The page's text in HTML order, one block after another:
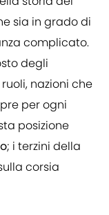
sia in grado di
complicato.
degli
nazioni che
per ogni
posizione
; i terzini della
corsia